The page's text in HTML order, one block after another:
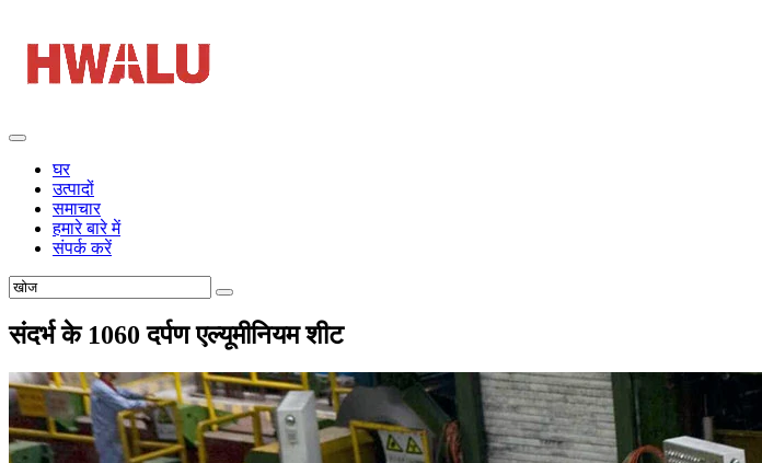
घर
उत्पादों
समाचार
हमारे बारे में
संपर्क करें
संदर्भ के 1060 दर्पण एल्यूमीनियम शीट